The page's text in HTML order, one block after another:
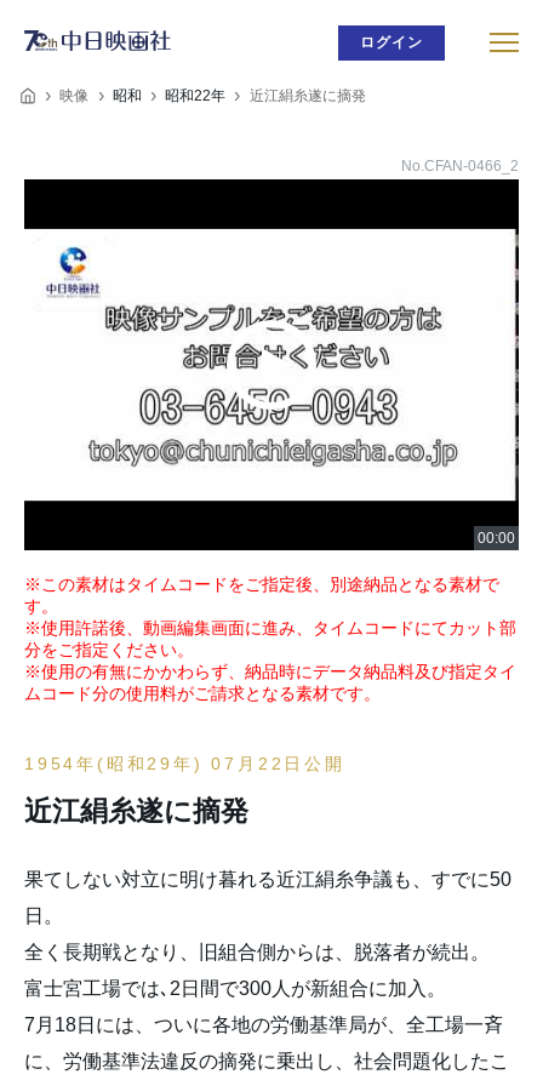
ログイン
映像 昭和 昭和22年 近江絹糸遂に摘発
No.CFAN-0466_2
※この素材はタイムコードをご指定後、別途納品となる素材で
す。
※使用許諾後、動画編集画面に進み、タイムコードにてカット部
分をご指定ください。
※使用の有無にかかわらず、納品時にデータ納品料及び指定タイ
ムコード分の使用料がご請求となる素材です。
1954年(昭和29年) 07月22日公開
近江絹糸遂に摘発
果てしない対立に明け暮れる近江絹糸争議も、すでに50
日。
全く長期戦となり、旧組合側からは、脱落者が続出。
富士宮工場では､2日間で300人が新組合に加入。
7月18日には、ついに各地の労働基準局が、全工場一斉
に、労働基準法違反の摘発に乗出し、社会問題化したこ